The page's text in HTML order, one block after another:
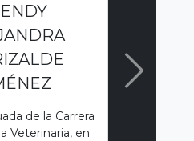
de la Carrera
Veterinaria, en
Siguiente